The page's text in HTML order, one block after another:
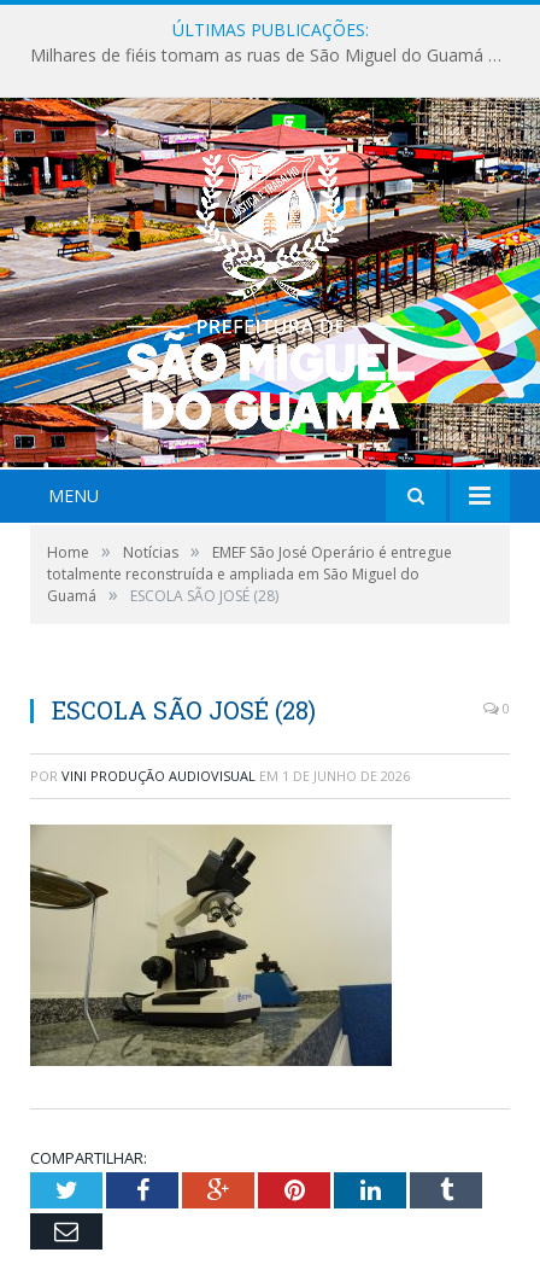
ÚLTIMAS PUBLICAÇÕES:
Milhares de fiéis tomam as ruas de São Miguel do Guamá em uma grande celebração de fé na Marcha para Jesus 2026.
MENU
Home » Notícias »
EMEF São José Operário é entregue
totalmente reconstruída e ampliada em São Miguel do
Guamá
» ESCOLA SÃO JOSÉ (28)
ESCOLA SÃO JOSÉ (28) 0
POR VINI PRODUÇÃO AUDIOVISUAL EM 1 DE JUNHO DE 2026
COMPARTILHAR:
TwitterFacebookGoogle+PinterestLinkedInTumblr
Email